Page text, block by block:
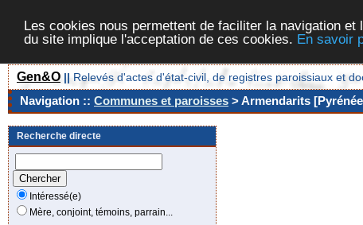
Les cookies nous permettent de faciliter la navigation
du site implique l'acceptation de ces cookies. En savoir
Gen&O || Relevés d'actes d'état-civil, de registres paroissiaux et
Navigation :: Communes et paroisses > Armendarits
Recherche directe
Intéressé(e)
Mère, conjoint, témoins, parrain...